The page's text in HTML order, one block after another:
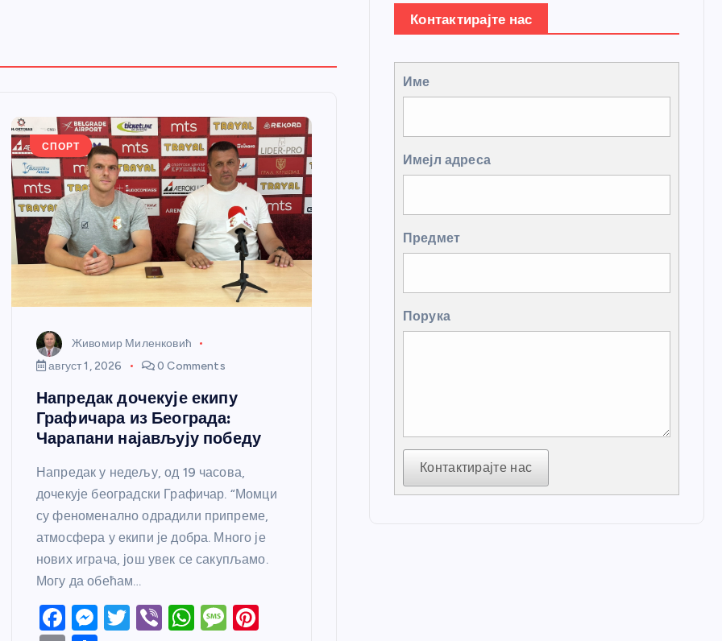
СПОРТ
Живомир Миленковић
август 1, 2026
0 Comments
Напредак дочекује екипу
Графичара из Београда:
Чарапани најављују победу
Напредак у недељу, од 19 часова,
дочекује београдски Графичар. “Момци
су феноменално одрадили припреме,
атмосфера у екипи је добра. Много је
нових играча, још увек се сакупљамо.
Могу да обећам…
F
M T
Vi W M
Контактирајте нас
Име
Имејл адреса
Предмет
Порука
Контактирајте нас